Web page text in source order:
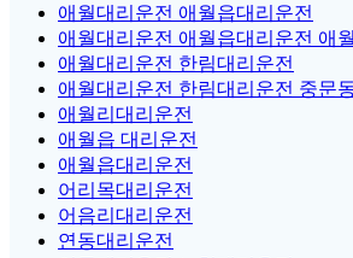
애월대리운전 애월읍대리운전
애월대리운전 애월읍대리운전 애
애월대리운전 한림대리운전
애월대리운전 한림대리운전 중문
애월리대리운전
애월읍 대리운전
애월읍대리운전
어리목대리운전
어음리대리운전
연동대리운전